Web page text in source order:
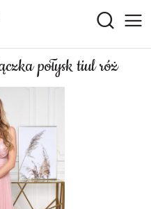
połysk tiul róż